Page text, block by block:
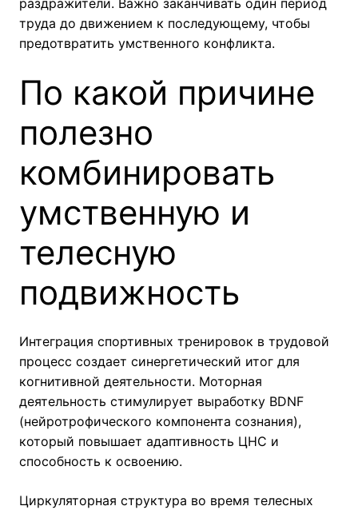
раздражители. Важно заканчивать один период
труда до движением к последующему, чтобы
предотвратить умственного конфликта.
По какой причине
полезно
комбинировать
умственную и
телесную
подвижность
Интеграция спортивных тренировок в трудовой
процесс создает синергетический итог для
когнитивной деятельности. Моторная
деятельность стимулирует выработку BDNF
(нейротрофического компонента сознания),
который повышает адаптивность ЦНС и
способность к освоению.
Циркуляторная структура во время телесных